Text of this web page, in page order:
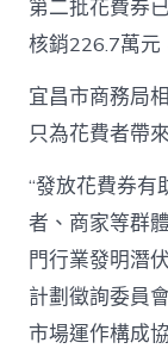
第二批花費券
核銷226.7萬元
宜昌市商務局
只為花費者帶
“發放花費券有
者、商家等群
門行業發明潛
計劃徵詢委員
市場運作構成